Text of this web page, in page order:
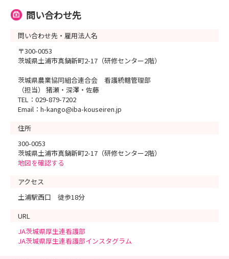
問い合わせ先
問い合わせ先・雇用法人名
〒300-0053
茨城県土浦市真鍋新町2-17（研修センター2階）
茨城県農業協同組合連合会 看護統轄管理部
（担当） 猪瀬・深澤・佐藤
TEL：029-879-7202
Email：h-kango@iba-kouseiren.jp
住所
300-0053
茨城県土浦市真鍋新町2-17（研修センター2階）
地図を確認する
アクセス
土浦駅西口 徒歩18分
URL
JA茨城県厚生連看護部
JA茨城県厚生連看護部インスタグラム